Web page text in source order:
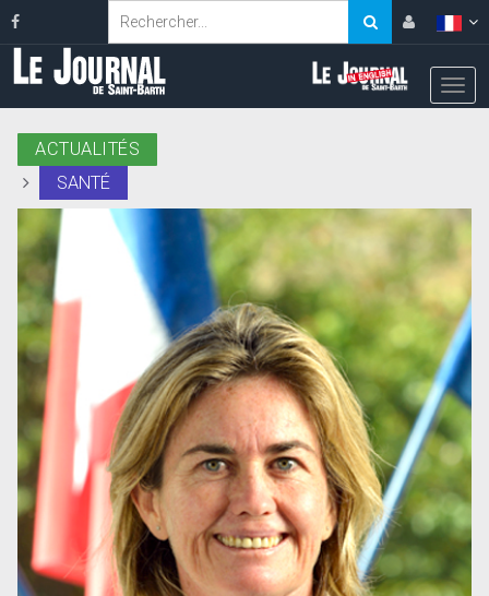
ACTUALITÉS
SANTÉ